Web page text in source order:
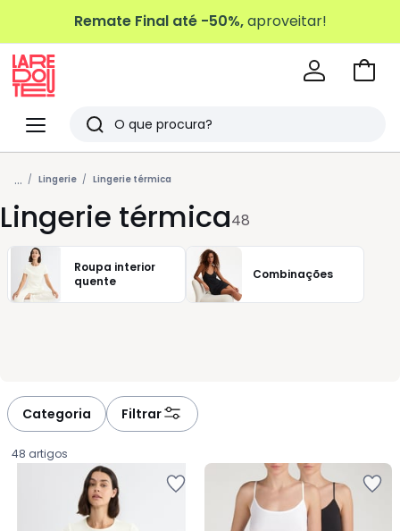
Remate Final até -50%,aproveitar!
Menu
Redoute
Pesquisar
Últimos
artigos
vistos
Ir
... Lingerie Lingerie térmica
Lingerie térmica48
Roupa interior
quente
Combinações
Categoria Filtrar
48 artigos